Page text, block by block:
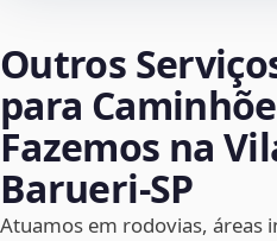
Outros
para
Fazemos na
Barueri‑SP
Atuamos em rodovias, áreas